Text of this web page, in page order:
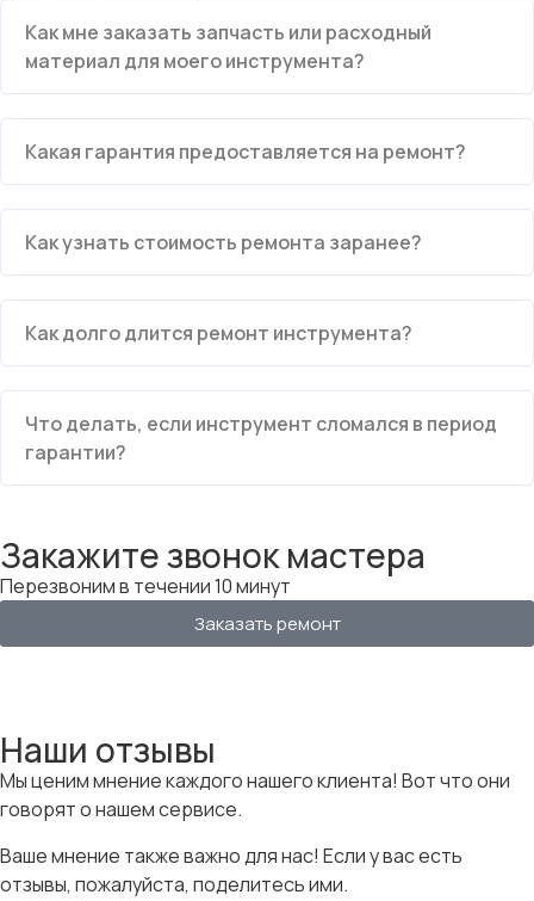
Как мне заказать запчасть или расходный
материал для моего инструмента?
Какая гарантия предоставляется на ремонт?
Как узнать стоимость ремонта заранее?
Как долго длится ремонт инструмента?
Что делать, если инструмент сломался в период
гарантии?
Закажите звонок мастера
Перезвоним в течении 10 минут
Заказать ремонт
Наши отзывы
Мы ценим мнение каждого нашего клиента! Вот что они
говорят о нашем сервисе.
Ваше мнение также важно для нас! Если у вас есть
отзывы, пожалуйста, поделитесь ими.